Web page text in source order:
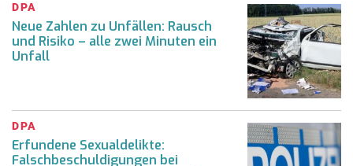
DPA
Neue Zahlen zu Unfällen: Rausch
und Risiko – alle zwei Minuten ein
Unfall
DPA
Erfundene Sexualdelikte:
Falschbeschuldigungen bei